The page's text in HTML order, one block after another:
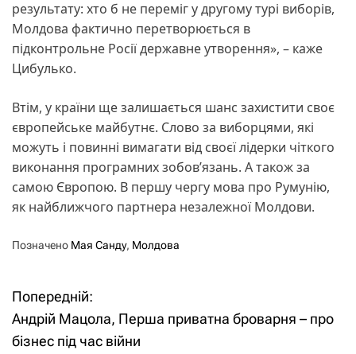
результату: хто б не переміг у другому турі виборів,
Молдова фактично перетворюється в
підконтрольне Росії державне утворення», – каже
Цибулько.
Втім, у країни ще залишається шанс захистити своє
європейське майбутнє. Слово за виборцями, які
можуть і повинні вимагати від своєї лідерки чіткого
виконання програмних зобов’язань. А також за
самою Європою. В першу чергу мова про Румунію,
як найближчого партнера незалежної Молдови.
Позначено Мая Санду, Молдова
Н
а
Попередній:
Андрій Мацола, Перша приватна броварня – про
бізнес під час війни